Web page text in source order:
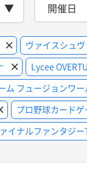
ヴァイスシュ
Lycee
ム フュージョンワー
プロ野球カードゲ
イナルファンタジー